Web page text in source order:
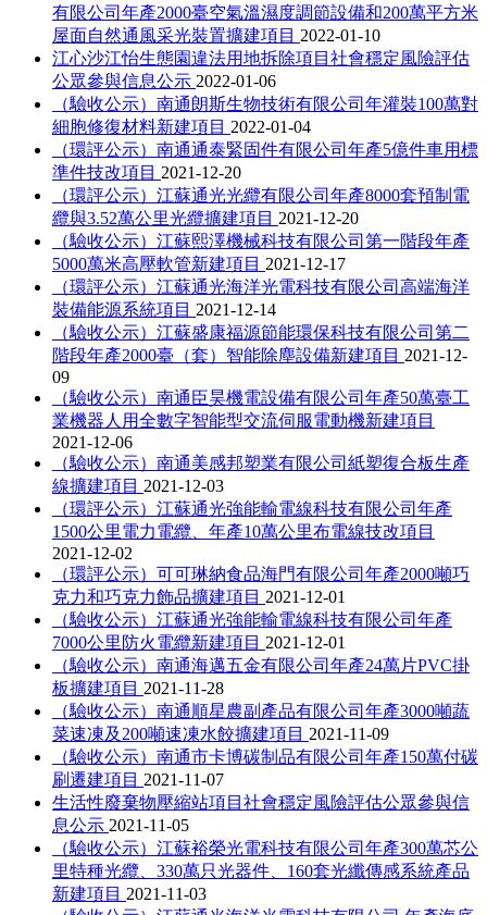
有限公司年產2000臺空氣溫濕度調節設備和200萬平方米
屋面自然通風采光裝置擴建項目 2022-01-10
江心沙江怡生態園違法用地拆除項目社會穩定風險評估
公眾參與信息公示 2022-01-06
（驗收公示）南通朗斯生物技術有限公司年灌裝100萬對
細胞修復材料新建項目 2022-01-04
（環評公示）南通通泰緊固件有限公司年產5億件車用標
準件技改項目 2021-12-20
（環評公示）江蘇通光光纜有限公司年產8000套預制電
纜與3.52萬公里光纜擴建項目 2021-12-20
（驗收公示）江蘇熙澤機械科技有限公司第一階段年產
5000萬米高壓軟管新建項目 2021-12-17
（環評公示）江蘇通光海洋光電科技有限公司高端海洋
裝備能源系統項目 2021-12-14
（驗收公示）江蘇盛康福源節能環保科技有限公司第二
階段年產2000臺（套）智能除塵設備新建項目 2021-12-
09
（驗收公示）南通臣昊機電設備有限公司年產50萬臺工
業機器人用全數字智能型交流伺服電動機新建項目
2021-12-06
（驗收公示）南通美感邦塑業有限公司紙塑復合板生產
線擴建項目 2021-12-03
（環評公示）江蘇通光強能輸電線科技有限公司年產
1500公里電力電纜、年產10萬公里布電線技改項目
2021-12-02
（環評公示）可可琳納食品海門有限公司年產2000噸巧
克力和巧克力飾品擴建項目 2021-12-01
（驗收公示）江蘇通光強能輸電線科技有限公司年產
7000公里防火電纜新建項目 2021-12-01
（驗收公示）南通海邁五金有限公司年產24萬片PVC掛
板擴建項目 2021-11-28
（驗收公示）南通順星農副產品有限公司年產3000噸蔬
菜速凍及200噸速凍水餃擴建項目 2021-11-09
（驗收公示）南通市卡博碳制品有限公司年產150萬付碳
刷遷建項目 2021-11-07
生活性廢棄物壓縮站項目社會穩定風險評估公眾參與信
息公示 2021-11-05
（驗收公示）江蘇裕榮光電科技有限公司年產300萬芯公
里特種光纜、330萬只光器件、160套光纖傳感系統產品
新建項目 2021-11-03